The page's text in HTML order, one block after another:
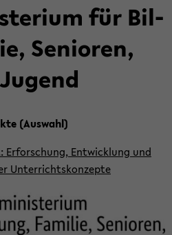
für Bil­
Se­nio­ren,
(Aus­wahl)
Ent­wick­lung und
Un­ter­richts­kon­zep­te